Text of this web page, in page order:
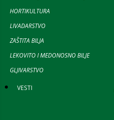
HORTIKULTURA
LIVADARSTVO
ZAŠTITA BILJA
LEKOVITO I MEDONOSNO BILJE
GLJIVARSTVO
VESTI